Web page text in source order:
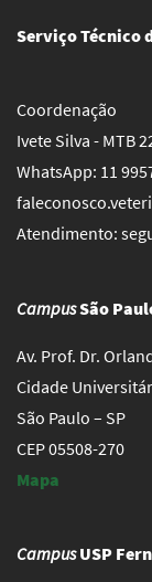
Serviço Técnico
Coordenação
Ivete Silva - MTB
WhatsApp: 11
Atendimento:
CampusSão
Av. Prof. Dr.
Cidade
São Paulo – SP
CEP 05508-270
Mapa
CampusUSP